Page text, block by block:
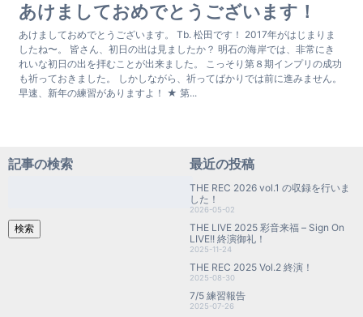
あけましておめでとうございます！
あけましておめでとうございます。 Tb. 松田です！ 2017年がはじまりま
したね〜。 皆さん、初日の出は見ましたか？ 明石の海岸では、非常にき
れいな初日の出を拝むことが出来ました。 こっそり第８期インプリの成功
も祈っておきました。 しかしながら、祈ってばかりでは前に進みません。
早速、新年の練習がありますよ！ ★ 第...
記事の検索
検索
最近の投稿
THE REC 2026 vol.1 の収録を行いま
した！
2026-05-02
THE LIVE 2025 彩音来福 – Sign On
LIVE!! 終演御礼！
2025-11-24
THE REC 2025 Vol.2 終演！
2025-08-30
7/5 練習報告
2025-07-26